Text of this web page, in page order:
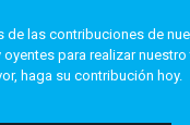
de las contribuciones de
para realizar nuestro
haga su contribución hoy.